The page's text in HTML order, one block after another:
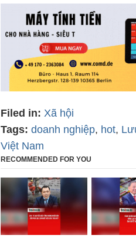
Filed in: Xã hội
Tags: doanh nghiệp, hot,
Việt Nam
RECOMMENDED FOR YOU